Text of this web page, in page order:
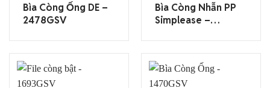
Bìa Còng Ống DE –
2478GSV
Bìa Còng Nhẫn PP
Simplease –